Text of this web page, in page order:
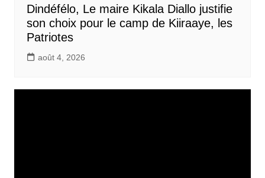
Dindéfélo, Le maire Kikala Diallo justifie
son choix pour le camp de Kiiraaye, les
Patriotes
août 4, 2026